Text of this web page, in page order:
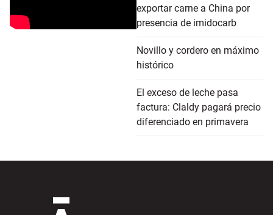
exportar carne a China por
presencia de imidocarb
Novillo y cordero en máximo
histórico
El exceso de leche pasa
factura: Claldy pagará precio
diferenciado en primavera